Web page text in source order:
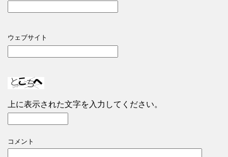
ウェブサイト
上に表示された文字を入力してください。
コメント